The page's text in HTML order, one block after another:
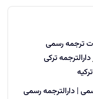
ترجمه رسمی
دارالترجمه ترکی
| دارالترجمه رسمی